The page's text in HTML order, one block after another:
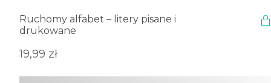
Ruchomy alfabet – litery pisane i
drukowane
19,99 zł